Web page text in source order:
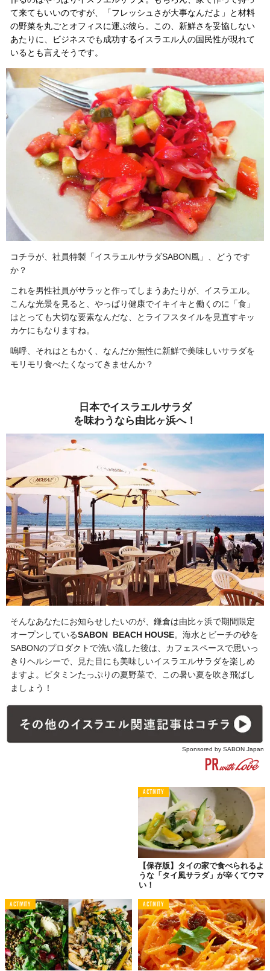
て来てもいいのですが、「フレッシュさが大事なんだよ」と材料
の野菜を丸ごとオフィスに運ぶ彼ら。
この、新鮮さを妥協しない
あたりに、ビジネスでも成功するイスラエル人の国民性が現れて
いるとも言えそうです。
コチラが、社員特製「イスラエルサラダSABON風」、どうです
か？
これを男性社員がサラッと作ってしまうあたりが、イスラエル。
こんな光景を見ると、やっぱり健康でイキイキと働くのに「食」
はとっても大切な要素なんだな、とライフスタイルを見直すキッ
カケにもなりますね。
嗚呼、それはともかく、なんだか無性に新鮮で美味しいサラダを
モリモリ食べたくなってきませんか？
日本でイスラエルサラダ
を味わうなら由比ヶ浜へ！
そんなあなたにお知らせしたいのが、鎌倉は由比ヶ浜で期間限定
オープンしているSABON BEACH HOUSE。海水とビーチの砂を
SABONのプロダクトで洗い流した後は、カフェスペースで思いっ
きりヘルシーで、見た目にも美味しいイスラエルサラダを楽しめ
ますよ。ビタミンたっぷりの夏野菜で、この暑い夏を吹き飛ばし
ましょう！
Sponsored by SABON Japan
ACTIVITY
【保存版】タイの家で食べられるよ
うな「タイ風サラダ」が辛くてウマ
い！
ACTIVITY ACTIVITY